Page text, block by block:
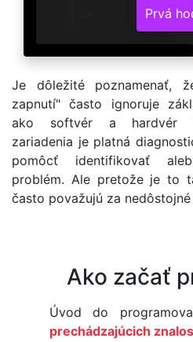
Prvá
Je dôležité poznamenať,
zapnutí" často ignoruje
ako softvér a hardvér
zariadenia je platná
pomôcť identifikovať
problém. Ale pretože je to
často považujú za
Ako začať
Úvod do
prechádzajúcich